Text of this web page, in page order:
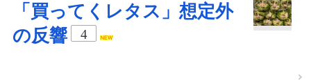
「買ってくレタス」想定外
の反響
4